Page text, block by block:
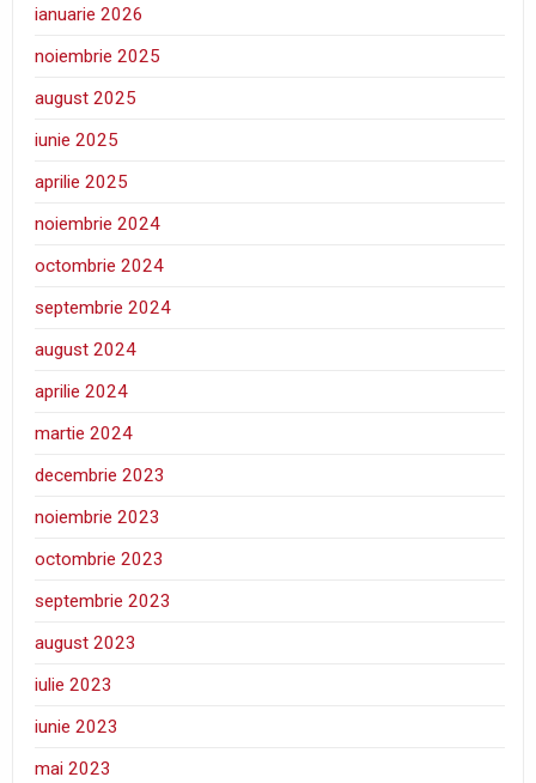
ianuarie 2026
noiembrie 2025
august 2025
iunie 2025
aprilie 2025
noiembrie 2024
octombrie 2024
septembrie 2024
august 2024
aprilie 2024
martie 2024
decembrie 2023
noiembrie 2023
octombrie 2023
septembrie 2023
august 2023
iulie 2023
iunie 2023
mai 2023